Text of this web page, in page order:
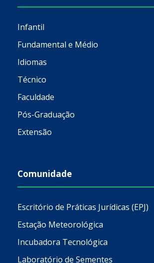
Infantil
Fundamental e Médio
Idiomas
Técnico
Faculdade
Pós-Graduação
Extensão
Comunidade
Escritório de Práticas Jurídicas (EPJ)
Estação Meteorológica
Incubadora Tecnológica
Laboratório de Sementes